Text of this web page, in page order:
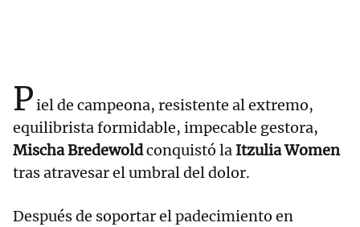
Piel de campeona, resistente al extremo,
equilibrista formidable, impecable gestora,
Mischa Bredewoldconquistó la Itzulia Women
tras atravesar el umbral del dolor.
Después de soportar el padecimiento en